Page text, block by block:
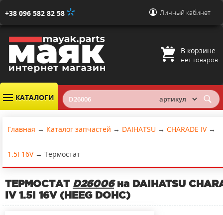
+38 096 582 82 58 Личный кабинет
В корзине
нет товаров
КАТАЛОГИ
Главная → Каталог запчастей → DAIHATSU → CHARADE IV →
1.5I 16V → Термостат
ТЕРМОСТАТ D26006на DAIHATSU
IV 1.5I 16V (HEEG DOHC)